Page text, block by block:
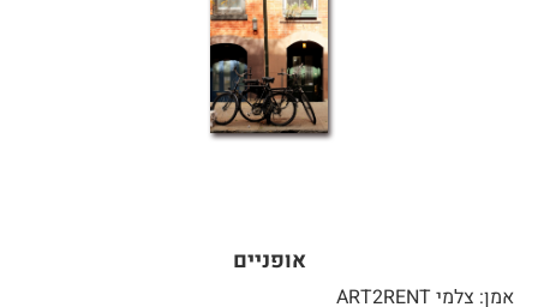
אופניים
אמן: צלמי ART2RENT